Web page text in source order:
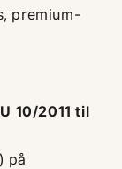
premium-
10/2011 til
på